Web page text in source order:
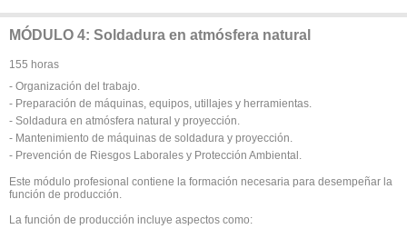
MÓDULO 4: Soldadura en atmósfera natural
155 horas
- Organización del trabajo.
- Preparación de máquinas, equipos, utillajes y herramientas.
- Soldadura en atmósfera natural y proyección.
- Mantenimiento de máquinas de soldadura y proyección.
- Prevención de Riesgos Laborales y Protección Ambiental.
Este módulo profesional contiene la formación necesaria para desempeñar la
función de producción.
La función de producción incluye aspectos como: